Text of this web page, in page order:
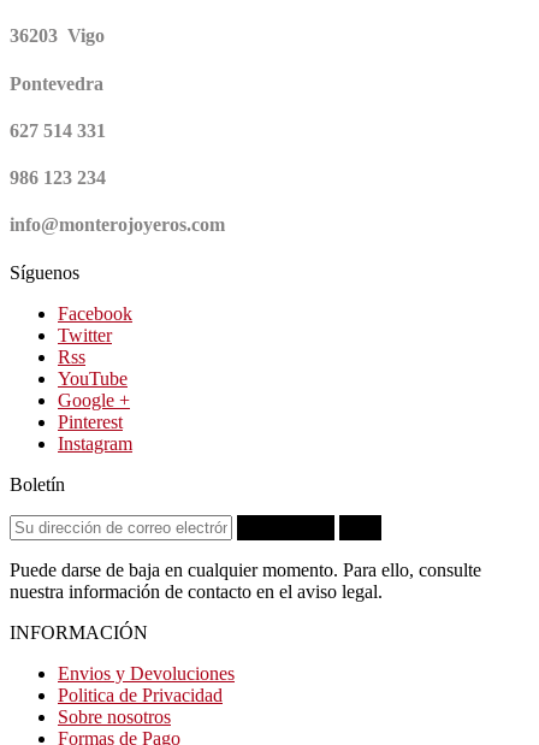
36203 Vigo
Pontevedra
627 514 331
986 123 234
info@monterojoyeros.com
Síguenos
Facebook
Twitter
Rss
YouTube
Google +
Pinterest
Instagram
Boletín
Puede darse de baja en cualquier momento. Para ello, consulte
nuestra información de contacto en el aviso legal.
INFORMACIÓN
Envios y Devoluciones
Politica de Privacidad
Sobre nosotros
Formas de Pago